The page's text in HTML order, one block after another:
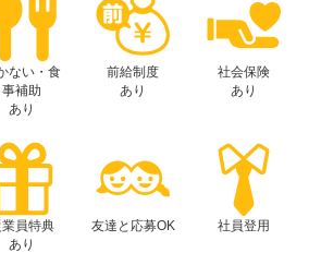
ない・食
事補助
あり
前給制度
あり
社会保険
あり
員特典
あり
友達と応募OK 社員登用